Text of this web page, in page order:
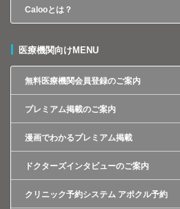
Calooとは？
医療機関向けMENU
無料医療機関会員登録のご案内
プレミアム掲載のご案内
漫画でわかるプレミアム掲載
ドクターズインタビューのご案内
クリニック予約システム アポクル予約